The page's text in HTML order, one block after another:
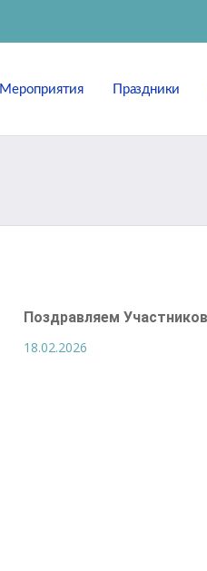
Мероприятия Праздники
Поздравляем
18.02.2026